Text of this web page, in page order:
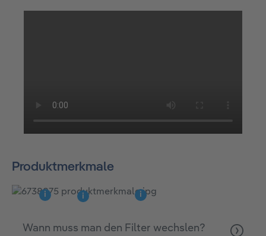
Produktmerkmale
i i i
Wann muss man den Filter wechslen?